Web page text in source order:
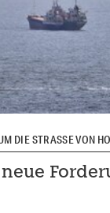
DIE STRASSE VON